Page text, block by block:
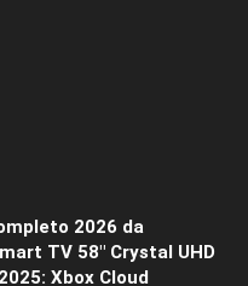
2026 da
TV 58″ Crystal UHD
Xbox Cloud